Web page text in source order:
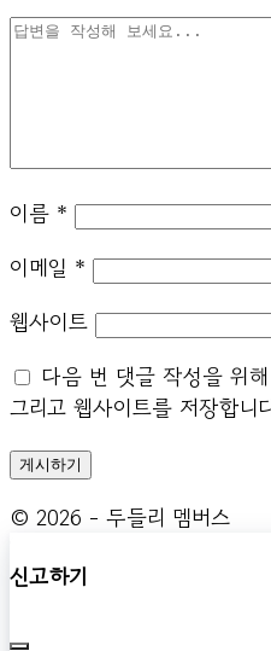
이름 *
이메일 *
웹사이트
다음 번 댓글 작성을 위
그리고 웹사이트를 저장합니
© 2026 - 두들리 멤버스
신고하기